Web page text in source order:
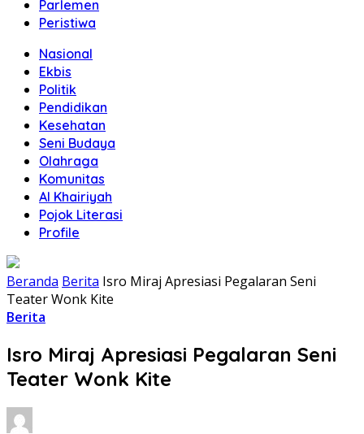
Parlemen
Peristiwa
Nasional
Ekbis
Politik
Pendidikan
Kesehatan
Seni Budaya
Olahraga
Komunitas
Al Khairiyah
Pojok Literasi
Profile
Beranda Berita Isro Miraj Apresiasi Pegalaran Seni
Teater Wonk Kite
Berita
Isro Miraj Apresiasi Pegalaran Seni
Teater Wonk Kite